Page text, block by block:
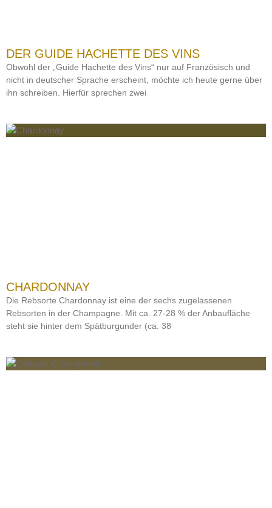
DER GUIDE HACHETTE DES VINS
Obwohl der „Guide Hachette des Vins“ nur auf Französisch und
nicht in deutscher Sprache erscheint, möchte ich heute gerne über
ihn schreiben. Hierfür sprechen zwei
CHARDONNAY
Die Rebsorte Chardonnay ist eine der sechs zugelassenen
Rebsorten in der Champagne. Mit ca. 27-28 % der Anbaufläche
steht sie hinter dem Spätburgunder (ca. 38